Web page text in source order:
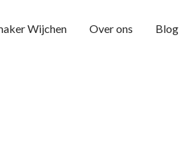
Wijchen Over ons Blog